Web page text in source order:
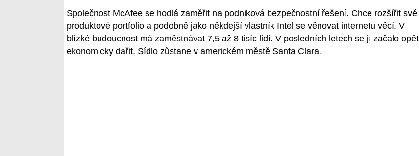
Společnost McAfee se hodlá zaměřit na podniková bezpečnostní řešení. Chce rozšířit své
produktové portfolio a podobně jako někdejší vlastník Intel se věnovat internetu věcí. V
blízké budoucnost má zaměstnávat 7,5 až 8 tisíc lidí. V posledních letech se jí začalo opět
ekonomicky dařit. Sídlo zůstane v americkém městě Santa Clara.